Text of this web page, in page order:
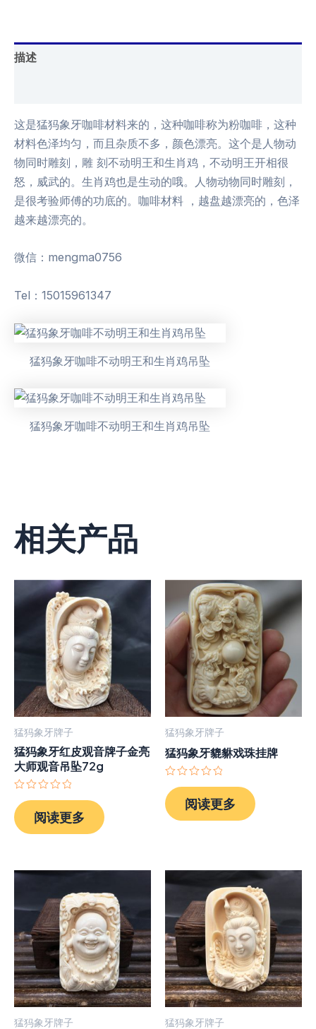
描述
这是猛犸象牙咖啡材料来的，这种咖啡称为粉咖啡，这种
材料色泽均匀，而且杂质不多，颜色漂亮。这个是人物动
物同时雕刻，雕 刻不动明王和生肖鸡，不动明王开相很
怒，威武的。生肖鸡也是生动的哦。人物动物同时雕刻，
是很考验师傅的功底的。咖啡材料 ，越盘越漂亮的，色泽
越来越漂亮的。
微信：mengma0756
Tel：15015961347
猛犸象牙咖啡不动明王和生肖鸡吊坠
猛犸象牙咖啡不动明王和生肖鸡吊坠
相关产品
猛犸象牙牌子
猛犸象牙红皮观音牌子金亮
大师观音吊坠72g
评
分
0
&sol;
阅读更多
猛犸象牙牌子
猛犸象牙貔貅戏珠挂牌
评
分
0
&sol;
阅读更多
猛犸象牙牌子 猛犸象牙牌子